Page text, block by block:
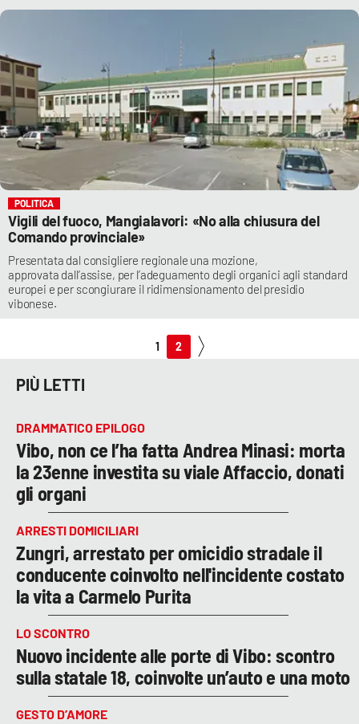
POLITICA
Vigili del fuoco, Mangialavori: «No alla chiusura del
Comando provinciale»
Presentata dal consigliere regionale una mozione,
approvata dall’assise, per l’adeguamento degli organici agli standard
europei e per scongiurare il ridimensionamento del presidio
vibonese.
1 2
PIÙ LETTI
DRAMMATICO EPILOGO
Vibo, non ce l’ha fatta Andrea Minasi: morta
la 23enne investita su viale Affaccio, donati
gli organi
ARRESTI DOMICILIARI
Zungri, arrestato per omicidio stradale il
conducente coinvolto nell'incidente costato
la vita a Carmelo Purita
LO SCONTRO
Nuovo incidente alle porte di Vibo: scontro
sulla statale 18, coinvolte un’auto e una moto
GESTO D’AMORE